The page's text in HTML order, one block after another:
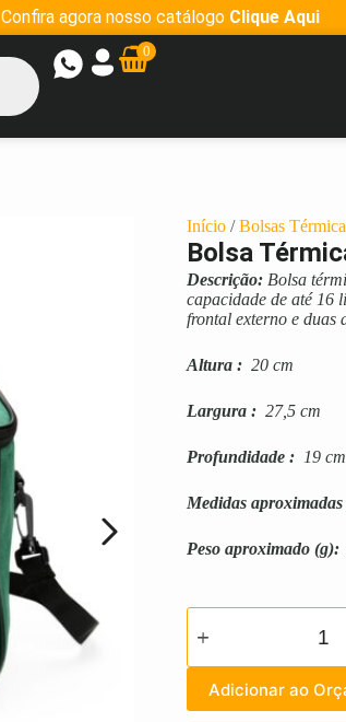
Confira agora nosso catálogo Clique Aqui
0
Início /Bolsas
Bolsa
Descrição: Bolsa
capacidade de até 16
frontal externo e duas
Altura : 20 cm
Largura : 27,5 cm
Profundidade : 19 cm
Medidas
Peso aproximado (g):
Adicionar ao